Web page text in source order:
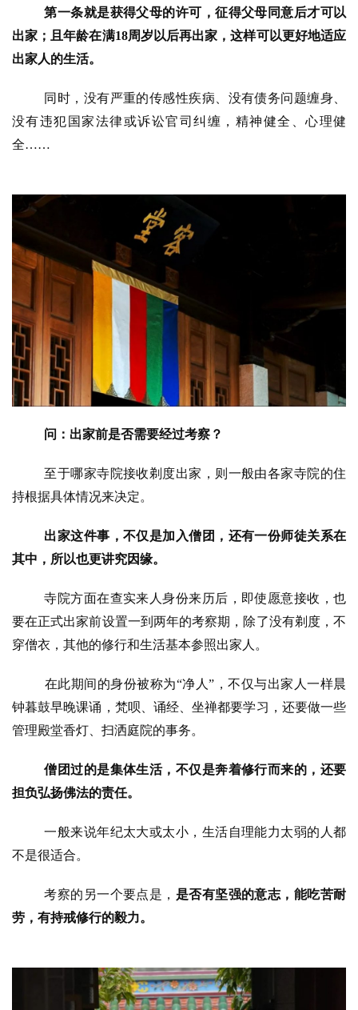
资
八
音
第一条就是获得父母的许可，征得父母同意后才可以
出家；且年龄在满18周岁以后再出家，这样可以更好地适应
出家人的生活。
同时，没有严重的传感性疾病、没有债务问题缠身、
没有违犯国家法律或诉讼官司纠缠，精神健全、心理健
全……
问：出家前是否需要经过考察？
至于哪家寺院接收剃度出家，则一般由各家寺院的住
持根据具体情况来决定。
出家这件事，不仅是加入僧团，还有一份师徒关系在
其中，所以也更讲究因缘。
寺院方面在查实来人身份来历后，即使愿意接收，也
要在正式出家前设置一到两年的考察期，除了没有剃度，不
穿僧衣，其他的修行和生活基本参照出家人。
在此期间的身份被称为“净人 ” ，不仅与出家人一样晨
钟暮鼓早晚课诵，梵呗、诵经、坐禅都要学习，还要做一些
管理殿堂香灯、扫洒庭院的事务。
僧团过的是集体生活，不仅是奔着修行而来的，还要
担负弘扬佛法的责任。
一般来说年纪太大或太小，生活自理能力太弱的人都
不是很适合。
考察的另一个要点是， 是否有坚强的意志，能吃苦耐
劳，有持戒修行的毅力。